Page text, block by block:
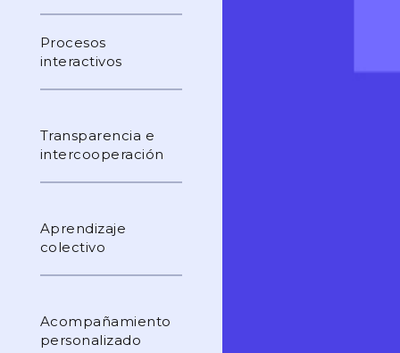
Procesos
interactivos
Transparencia e
intercooperación
Aprendizaje
colectivo
Acompañamiento
personalizado